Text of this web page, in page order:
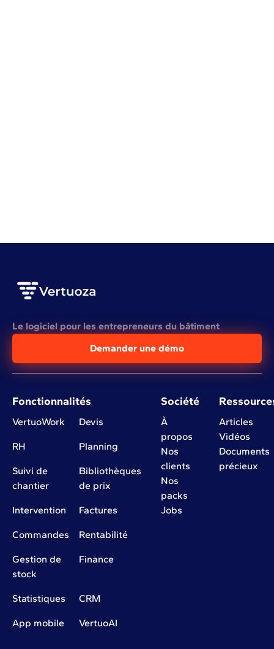
Le logiciel pour les entrepreneurs du bâtiment
Demander une démo
Fonctionnalités
VertuoWork Devis
RH Planning
Suivi de
chantier
Bibliothèques
de prix
Intervention Factures
Commandes Rentabilité
Gestion de
stock
Finance
Statistiques CRM
App mobile VertuoAI
Société
À
propos
Nos
clients
Nos
packs
Jobs
Articles
Vidéos
Documents
précieux